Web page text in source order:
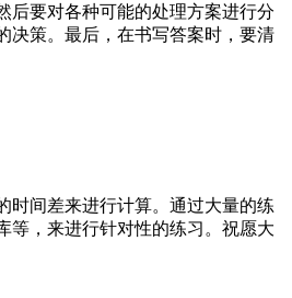
后要对各种可能的处理方案进行分
决策。最后，在书写答案时，要清
时间差来进行计算。通过大量的练
等，来进行针对性的练习。祝愿大